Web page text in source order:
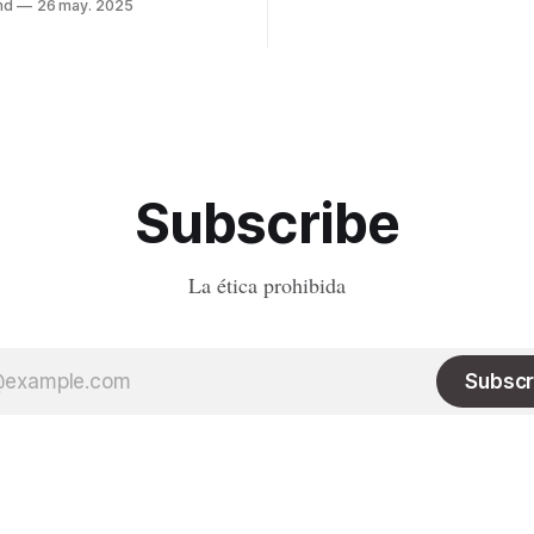
26 may. 2025
Subscribe
La ética prohibida